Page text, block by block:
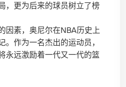
，更为后来的球员树立了榜
因素，奥尼尔在NBA历史上
。作为一名杰出的运动员，
永远激励着一代又一代的篮